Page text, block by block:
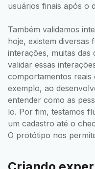
usuários finais após o
Também validamos
hoje, existem diversas
interações, muitas das
validar essas
comportamentos
exemplo, ao
entender como as
lo. Por fim, testamos
um cadastro até o
O protótipo nos